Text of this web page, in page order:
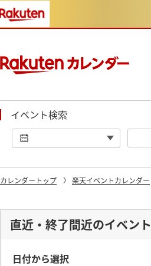
イベント検索
カレンダートップ 楽天イベントカレンダー
直近・終了間近のイベント
日付から選択